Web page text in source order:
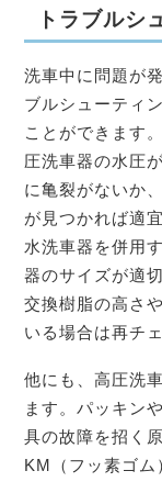
トラブルシ
洗車中に問題が
ブルシューティ
ことができます
圧洗車器の水圧
に亀裂がないか
が見つかれば適
水洗車器を併用
器のサイズが適
交換樹脂の高さ
いる場合は再チ
他にも、高圧洗
ます。パッキン
具の故障を招く
KM（フッ素ゴム